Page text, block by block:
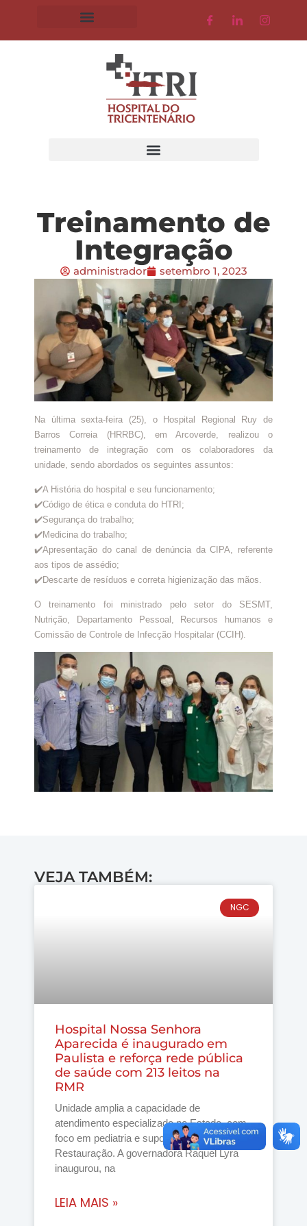
Treinamento de
Integração
administrador setembro 1, 2023
Na última sexta-feira (25), o Hospital Regional Ruy de
Barros Correia (HRRBC), em Arcoverde, realizou o
treinamento de integração com os colaboradores da
unidade, sendo abordados os seguintes assuntos:
✔️A História do hospital e seu funcionamento;
✔️Código de ética e conduta do HTRI;
✔️Segurança do trabalho;
✔️Medicina do trabalho;
✔️Apresentação do canal de denúncia da CIPA, referente
aos tipos de assédio;
✔️Descarte de resíduos e correta higienização das mãos.
O treinamento foi ministrado pelo setor do SESMT,
Nutrição, Departamento Pessoal, Recursos humanos e
Comissão de Controle de Infecção Hospitalar (CCIH).
VEJA TAMBÉM:
NGC
Hospital Nossa Senhora
Aparecida é inaugurado em
Paulista e reforça rede pública
de saúde com 213 leitos na
RMR
Unidade amplia a capacidade de
atendimento especializado no Estado, com
foco em pediatria e suporte ao Hospital da
Restauração. A governadora Raquel Lyra
inaugurou, na
LEIA MAIS »